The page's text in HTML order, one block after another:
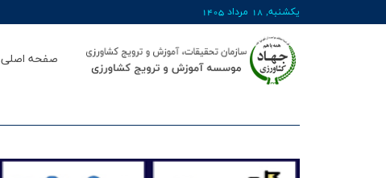
يکشنبه, 18 مرداد 1405
صفحه اصلی